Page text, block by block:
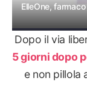
ElleOne,
Dopo il via
5 giorni dopo
e non pillola